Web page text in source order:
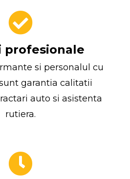
profesionale
si personalul cu
garantia calitatii
auto si asistenta
rutiera.